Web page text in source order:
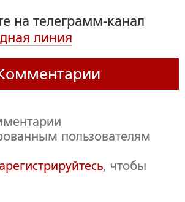
на телеграмм-канал
линия
пользователям
, чтобы